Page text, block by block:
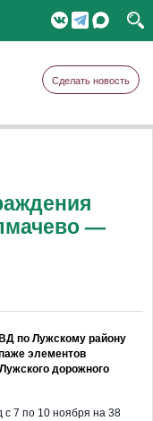
Сделать новость
—
по Лужскому району
элементов
дорожного
с 7 по 10 ноября на 38